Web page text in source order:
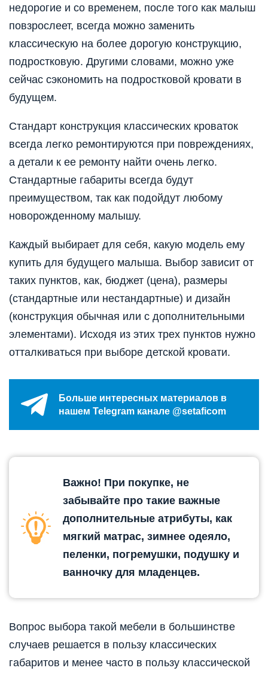
недорогие и со временем, после того как малыш
повзрослеет, всегда можно заменить
классическую на более дорогую конструкцию,
подростковую. Другими словами, можно уже
сейчас сэкономить на подростковой кровати в
будущем.
Стандарт конструкция классических кроваток
всегда легко ремонтируются при повреждениях,
а детали к ее ремонту найти очень легко.
Стандартные габариты всегда будут
преимуществом, так как подойдут любому
новорожденному малышу.
Каждый выбирает для себя, какую модель ему
купить для будущего малыша. Выбор зависит от
таких пунктов, как, бюджет (цена), размеры
(стандартные или нестандартные) и дизайн
(конструкция обычная или с дополнительными
элементами). Исходя из этих трех пунктов нужно
отталкиваться при выборе детской кровати.
Больше интересных материалов в
нашем Telegram канале @setaficom
Важно! При покупке, не
забывайте про такие важные
дополнительные атрибуты, как
мягкий матрас, зимнее одеяло,
пеленки, погремушки, подушку и
ванночку для младенцев.
Вопрос выбора такой мебели в большинстве
случаев решается в пользу классических
габаритов и менее часто в пользу классической